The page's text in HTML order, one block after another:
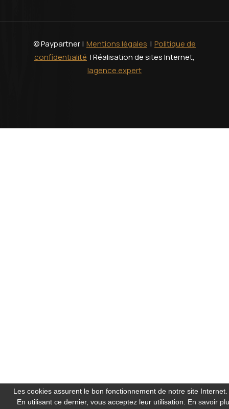
© Paypartner | Mentions légales | Politique de
confidentialité | Réalisation de sites Internet,
lagence.expert
Les cookies assurent le bon fonctionnement de notre site Internet.
En utilisant ce dernier, vous acceptez leur utilisation. En savoir